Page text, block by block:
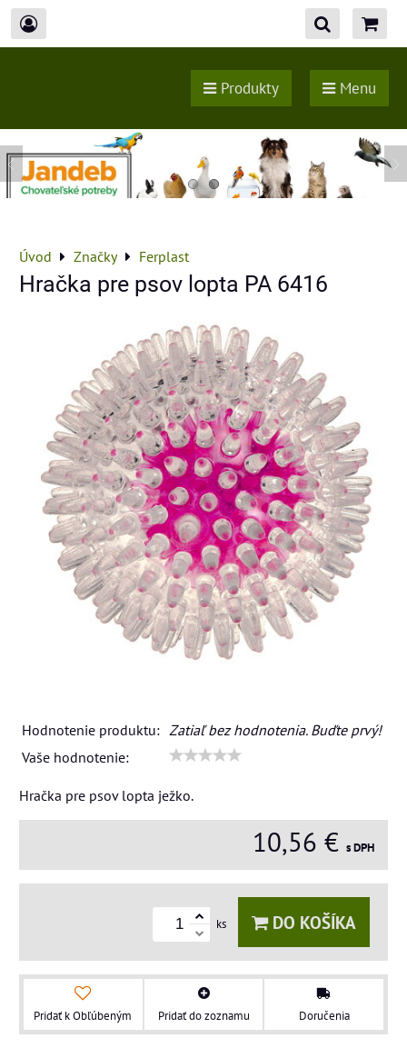
Produkty Menu
Úvod Značky Ferplast
Hračka pre psov lopta PA 6416
Hodnotenie produktu: Zatiaľ bez hodnotenia. Buďte prvý!
Vaše hodnotenie:
Hračka pre psov lopta ježko.
10,56 € s DPH
ks DO KOŠÍKA
Pridať k Obľúbeným Pridať do zoznamu Doručenia